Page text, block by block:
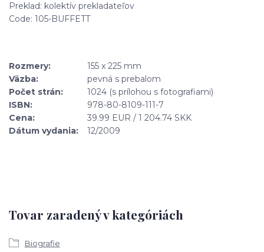
Preklad: kolektív prekladateľov
Code: 105-BUFFETT
Rozmery:
155 x 225 mm
Väzba:
pevná s prebalom
Počet strán:
1024 (s prílohou s fotografiami)
ISBN:
978-80-8109-111-7
Cena:
39.99 EUR / 1 204.74 SKK
Dátum vydania:
12/2009
Tovar zaradený v kategóriách
Biografie